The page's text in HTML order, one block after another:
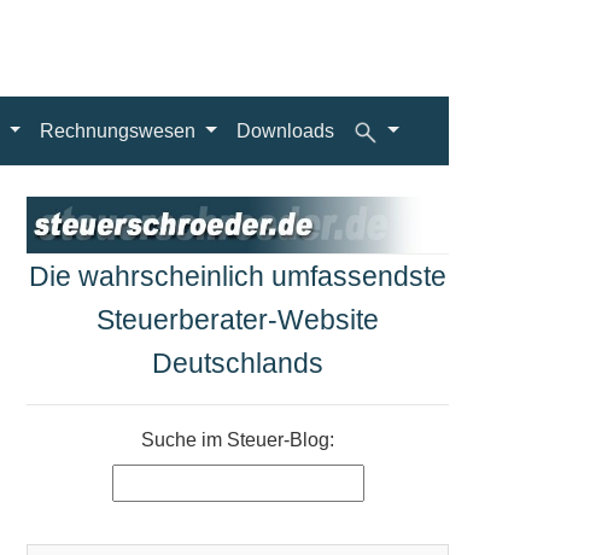
Rechnungswesen Downloads
Die wahrscheinlich umfassendste
Steuerberater-Website
Deutschlands
Suche im Steuer-Blog: